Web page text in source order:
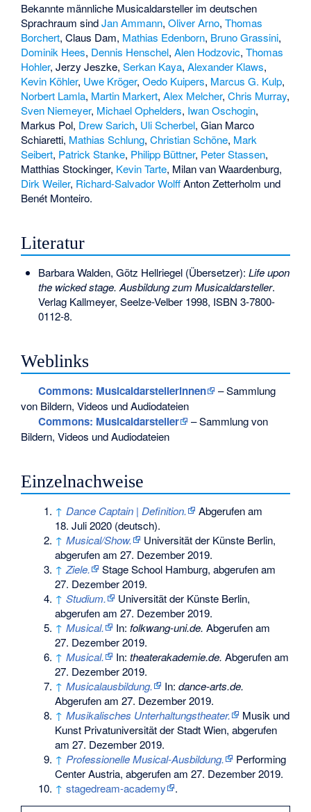
Bekannte männliche Musicaldarsteller im deutschen
Sprachraum sindJan Ammann,Oliver Arno,Thomas
Borchert,Claus Dam, Mathias Edenborn, Bruno Grassini,
Dominik Hees, Dennis Henschel,Alen Hodzovic,Thomas
Hohler,Jerzy Jeszke,Serkan Kaya,Alexander Klaws,
Kevin Köhler, Uwe Kröger,Oedo Kuipers, Marcus G. Kulp,
Norbert Lamla, Martin Markert,Alex Melcher,Chris Murray,
Sven Niemeyer, Michael Ophelders, Iwan Oschogin,
Markus Pol, Drew Sarich, Uli Scherbel,Gian Marco
Schiaretti, Mathias Schlung,Christian Schöne, Mark
Seibert, Patrick Stanke, Philipp Büttner, Peter Stassen,
Matthias Stockinger, Kevin Tarte, Milan van Waardenburg,
Dirk Weiler, Richard-Salvador Wolff Anton Zetterholm und
Benét Monteiro.
Literatur
Barbara Walden, Götz Hellriegel (Übersetzer): Life upon
the wicked stage. Ausbildung zum Musicaldarsteller.
Verlag Kallmeyer, Seelze-Velber 1998, ISBN 3-7800-
0112-8.
Weblinks
Commons: Musicaldarstellerinnen
– Sammlung
von Bildern, Videos und Audiodateien
Commons: Musicaldarsteller
– Sammlung von
Bildern, Videos und Audiodateien
Einzelnachweise
↑ Dance Captain | Definition.
Abgerufen am
18. Juli 2020 (deutsch).
↑ Musical/Show.
Universität der Künste Berlin,
abgerufen am 27. Dezember 2019.
↑ Ziele. Stage School Hamburg, abgerufen am
27. Dezember 2019.
↑ Studium.
Universität der Künste Berlin,
abgerufen am 27. Dezember 2019.
↑ Musical. In:folkwang-uni.de. Abgerufen am
27. Dezember 2019.
↑ Musical. In:theaterakademie.de. Abgerufen am
27. Dezember 2019.
↑ Musicalausbildung. In:dance-arts.de.
Abgerufen am 27. Dezember 2019.
↑ Musikalisches Unterhaltungstheater.
Musik und
Kunst Privatuniversität der Stadt Wien, abgerufen
am 27. Dezember 2019.
↑ Professionelle Musical-Ausbildung.
Performing
Center Austria, abgerufen am 27. Dezember 2019.
↑ stagedream-academy
.